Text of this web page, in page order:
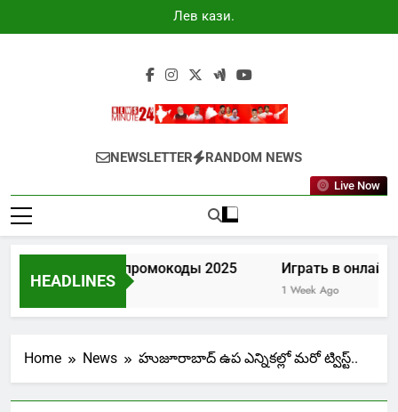
to
Лев казино
промокоды
Newsminute24
Get All Updated Telugu News
NEWSLETTER RANDOM NEWS
Live Now
HEADLINES
Лев казино промокоды 2025
5 Days Ago
Играть в онлайн
1 Week Ago
Home News హుజూరాబాద్ ఉప ఎన్నికల్లో మరో ట్విస్ట్..